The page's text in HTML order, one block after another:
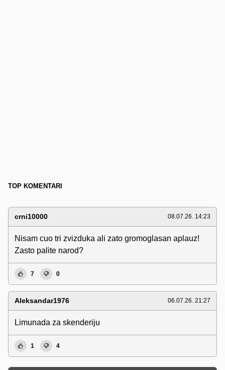
TOP KOMENTARI
crni10000 08.07.26. 14:23
Nisam cuo tri zvizduka ali zato gromoglasan aplauz!
Zasto palite narod?
7 0
Aleksandar1976 06.07.26. 21:27
Limunada za skenderiju
1 4